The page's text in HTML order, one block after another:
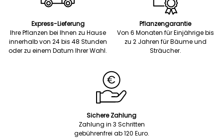
Express-Lieferung
Ihre Pflanzen bei Ihnen zu Hause
innerhalb von 24 bis 48 Stunden
oder zu einem Datum Ihrer Wahl.
Pflanzengarantie
Von 6 Monaten für Einjährige bis
zu 2 Jahren für Bäume und
Sträucher.
Sichere Zahlung
Zahlung in 3 Schritten
gebührenfrei ab 120 Euro.